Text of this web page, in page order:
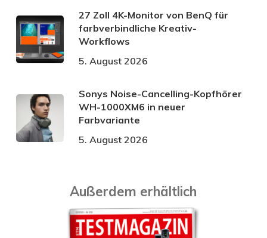
27 Zoll 4K-Monitor von BenQ für
farbverbindliche Kreativ-
Workflows
5. August 2026
Sonys Noise-Cancelling-Kopfhörer
WH-1000XM6 in neuer
Farbvariante
5. August 2026
Außerdem erhältlich